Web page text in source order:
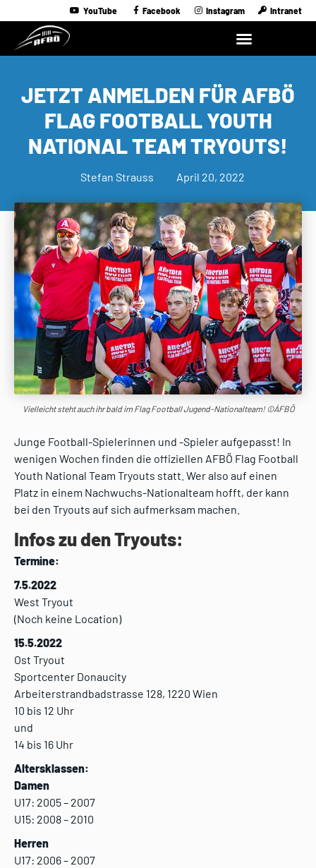
YouTube Facebook Instagram Intranet
JETZT ANMELDEN FÜR AFBÖ
FLAG FOOTBALL YOUTH
NATIONAL TEAM TRYOUTS!
Stefan Strauss April 20, 2022
Vielleicht steht auch ihr bald im Flag Football Jugend-Nationalteam! ©ÁFBÖ
Junge Football-Spielerinnen und -Spieler aufgepasst! In
wenigen Wochen finden die offiziellen AFBÖ Flag Football
Youth National Team Tryouts statt. Wer also auf einen
Platz in einem Nachwuchs-Nationalteam hofft, der kann
bei den Tryouts auf sich aufmerksam machen.
Infos zu den Tryouts:
Termine:
7.5.2022
West Tryout
(Noch keine Location)
15.5.2022
Ost Tryout
Sportcenter Donaucity
Arbeiterstrandbadstrasse 128, 1220 Wien
10 bis 12 Uhr
und
14 bis 16 Uhr
Altersklassen:
Damen
U17: 2005 – 2007
U15: 2008 – 2010
Herren
U17: 2006 – 2007